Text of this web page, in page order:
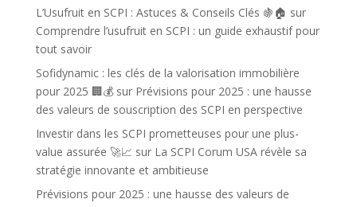
L’Usufruit en SCPI : Astuces & Conseils Clés 🍇🏠 sur
Comprendre l’usufruit en SCPI : un guide exhaustif pour
tout savoir
Sofidynamic : les clés de la valorisation immobilière
pour 2025 🏢💰sur Prévisions pour 2025 : une hausse
des valeurs de souscription des SCPI en perspective
Investir dans les SCPI prometteuses pour une plus-
value assurée 🚀📈 sur La SCPI Corum USA révèle sa
stratégie innovante et ambitieuse
Prévisions pour 2025 : une hausse des valeurs de